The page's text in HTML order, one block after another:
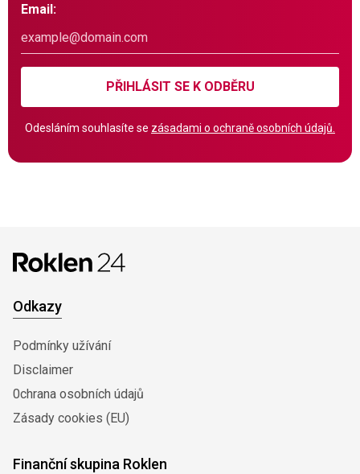
Email:
PŘIHLÁSIT SE K ODBĚRU
Odesláním souhlasíte se zásadami o ochraně osobních údajů.
Odkazy
Podmínky užívání
Disclaimer
0chrana osobních údajů
Zásady cookies (EU)
Finanční skupina Roklen